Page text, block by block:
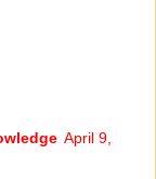
April 9,